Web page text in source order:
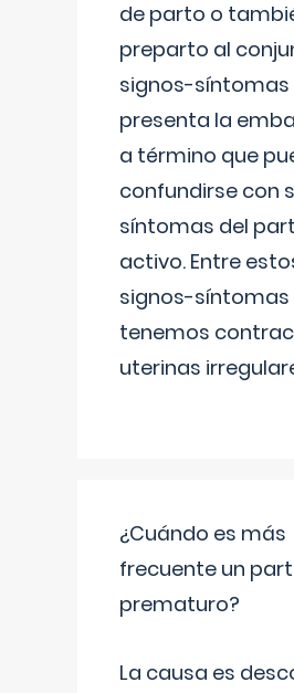
de parto o
preparto al
signos-síntomas
presenta la
a término que
confundirse con
síntomas del
activo. Entre
signos-síntomas
tenemos
uterinas
¿Cuándo es más
frecuente un
prematuro?
La causa es